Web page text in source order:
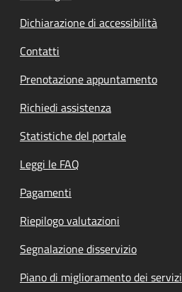
Dichiarazione di accessibilità
Contatti
Prenotazione appuntamento
Richiedi assistenza
Statistiche del portale
Leggi le FAQ
Pagamenti
Riepilogo valutazioni
Segnalazione disservizio
Piano di miglioramento dei servizi